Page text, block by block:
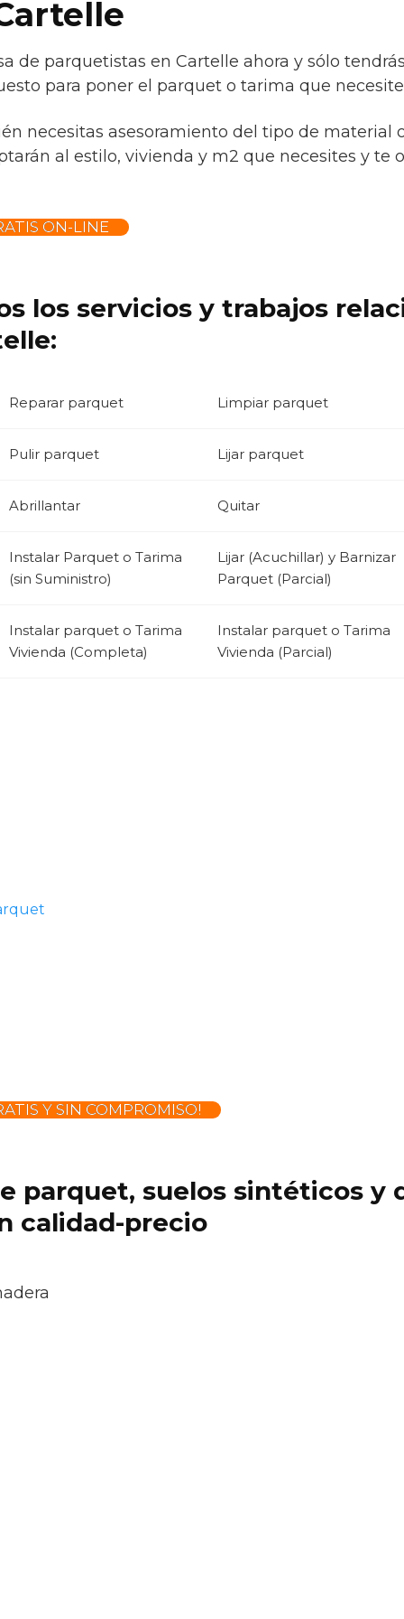
de parquetistas en Cartelle ahora y sólo
para poner el parquet o tarima que
necesitas asesoramiento del tipo de material
al estilo, vivienda y m2 que necesites y te
ON-LINE
los servicios y trabajos
Reparar parquet Limpiar parquet
Pulir parquet Lijar parquet
Abrillantar Quitar
Instalar Parquet o Tarima
(sin Suministro)
Lijar (Acuchillar) y Barnizar
Parquet (Parcial)
Instalar parquet o Tarima
Vivienda (Completa)
Instalar parquet o Tarima
Vivienda (Parcial)
Y SIN COMPROMISO!
parquet, suelos sintéticos y
calidad-precio